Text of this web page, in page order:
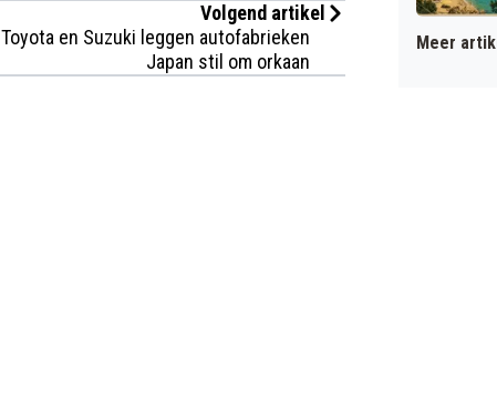
Volgend artikel
Toyota en Suzuki leggen autofabrieken
Japan stil om orkaan
Meer